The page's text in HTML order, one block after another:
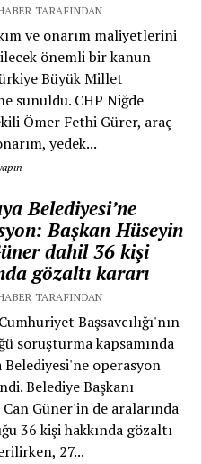
TARAFINDAN
ve onarım maliyetlerini
önemli bir kanun
Büyük Millet
sunuldu. CHP Niğde
Ömer Fethi Gürer, araç
yedek...
Belediyesi’ne
Başkan Hüseyin
dahil 36 kişi
gözaltı kararı
TARAFINDAN
Başsavcılığı'nın
soruşturma kapsamında
Belediyesi'ne operasyon
Belediye Başkanı
Güner'in de aralarında
36 kişi hakkında gözaltı
27...